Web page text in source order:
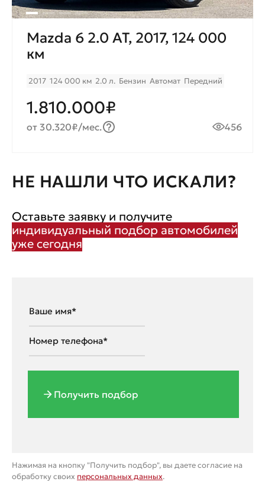
Mazda 6 2.0 AT, 2017, 124 000
км
2017 124 000 км 2.0 л. Бензин Автомат Передний
1.810.000₽
от 30.320₽/мес. 456
НЕ НАШЛИ ЧТО ИСКАЛИ?
Оставьте заявку и получите
индивидуальный подбор автомобилей
уже сегодня
Получить подбор
Нажимая на кнопку "Получить подбор", вы даете согласие на
обработку своих персональных данных.